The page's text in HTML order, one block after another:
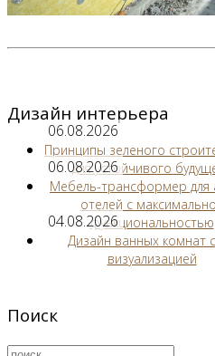
Дизайн интерьера
06.08.2026
Принципы зеленого
для устойчивого
06.08.2026
Мебель-трансформер для
отелей с
функциональностью
04.08.2026
Дизайн ванных комнат
визуализацией
Поиск